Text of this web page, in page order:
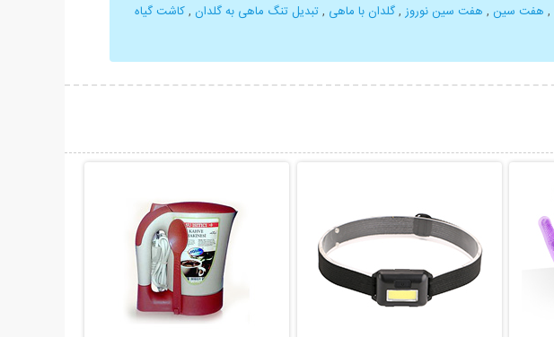
, هفت سین , هفت سین نوروز ,گلدان با ماهی , تبدیل تنگ ماهی به گلدان ,کاشت گیاه